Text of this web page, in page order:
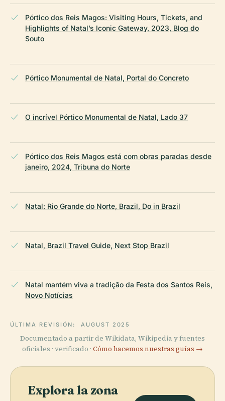
Pórtico dos Reis Magos: Visiting Hours, Tickets, and
Highlights of Natal’s Iconic Gateway, 2023, Blog do
Souto
Pórtico Monumental de Natal, Portal do Concreto
O incrível Pórtico Monumental de Natal, Lado 37
Pórtico dos Reis Magos está com obras paradas desde
janeiro, 2024, Tribuna do Norte
Natal: Rio Grande do Norte, Brazil, Do in Brazil
Natal, Brazil Travel Guide, Next Stop Brazil
Natal mantém viva a tradição da Festa dos Santos Reis,
Novo Notícias
ÚLTIMA REVISIÓN: AUGUST 2025
Documentado a partir de Wikidata, Wikipedia y fuentes
oficiales · verificado · Cómo hacemos nuestras guías →
Explora la zona